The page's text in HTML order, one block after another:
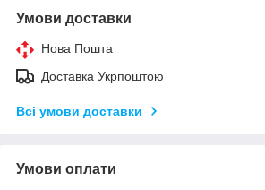
Умови доставки
Нова Пошта
Доставка Укрпоштою
Всі умови доставки
Умови оплати